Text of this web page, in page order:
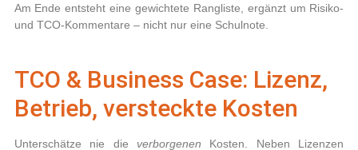
Am Ende entsteht eine gewichtete Rangliste, ergänzt um Risiko-
und TCO-Kommentare – nicht nur eine Schulnote.
TCO & Business Case: Lizenz,
Betrieb, versteckte Kosten
Unterschätze nie die verborgenen Kosten. Neben Lizenzen